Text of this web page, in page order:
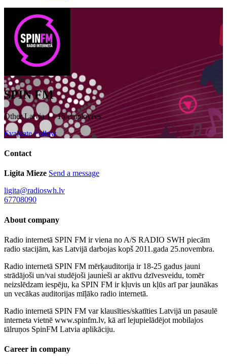
SPIN FM
Other Latvia 1 - 15 employees
Evaluate Follow
Contact
Ligita Mieze Send a message
ligita@radioswh.lv
67708090
About company
Radio internetā SPIN FM ir viena no A/S RADIO SWH piecām
radio stacijām, kas Latvijā darbojas kopš 2011.gada 25.novembra.
Radio internetā SPIN FM mērķauditorija ir 18-25 gadus jauni
strādājoši un/vai studējoši jaunieši ar aktīvu dzīvesveidu, tomēr
neizslēdzam iespēju, ka SPIN FM ir kļuvis un kļūs arī par jaunākas
un vecākas auditorijas mīļāko radio internetā.
Radio internetā SPIN FM var klausīties/skatīties Latvijā un pasaulē
interneta vietnē www.spinfm.lv, kā arī lejupielādējot mobilajos
tālruņos SpinFM Latvia aplikāciju.
Career in company